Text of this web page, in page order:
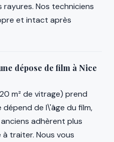
Nos techniciens
et intact après
dépose de film à Nice
m² de vitrage) prend
de l\'âge du film,
adhèrent plus
traiter. Nous vous